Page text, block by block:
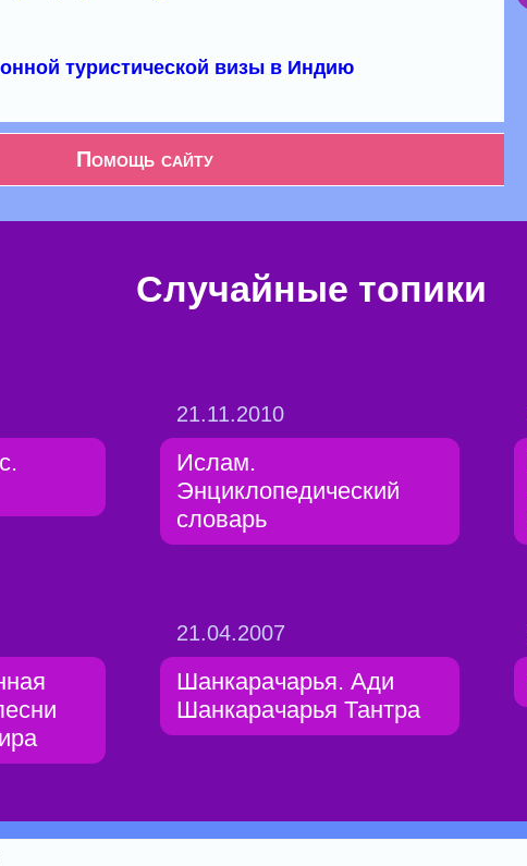
туристической визы в Индию
Помощь сайту
Случайные топики
21.11.2010
Ислам.
Энциклопедический
словарь
21.04.2007
Шанкарачарья. Ади
Шанкарачарья Тантра